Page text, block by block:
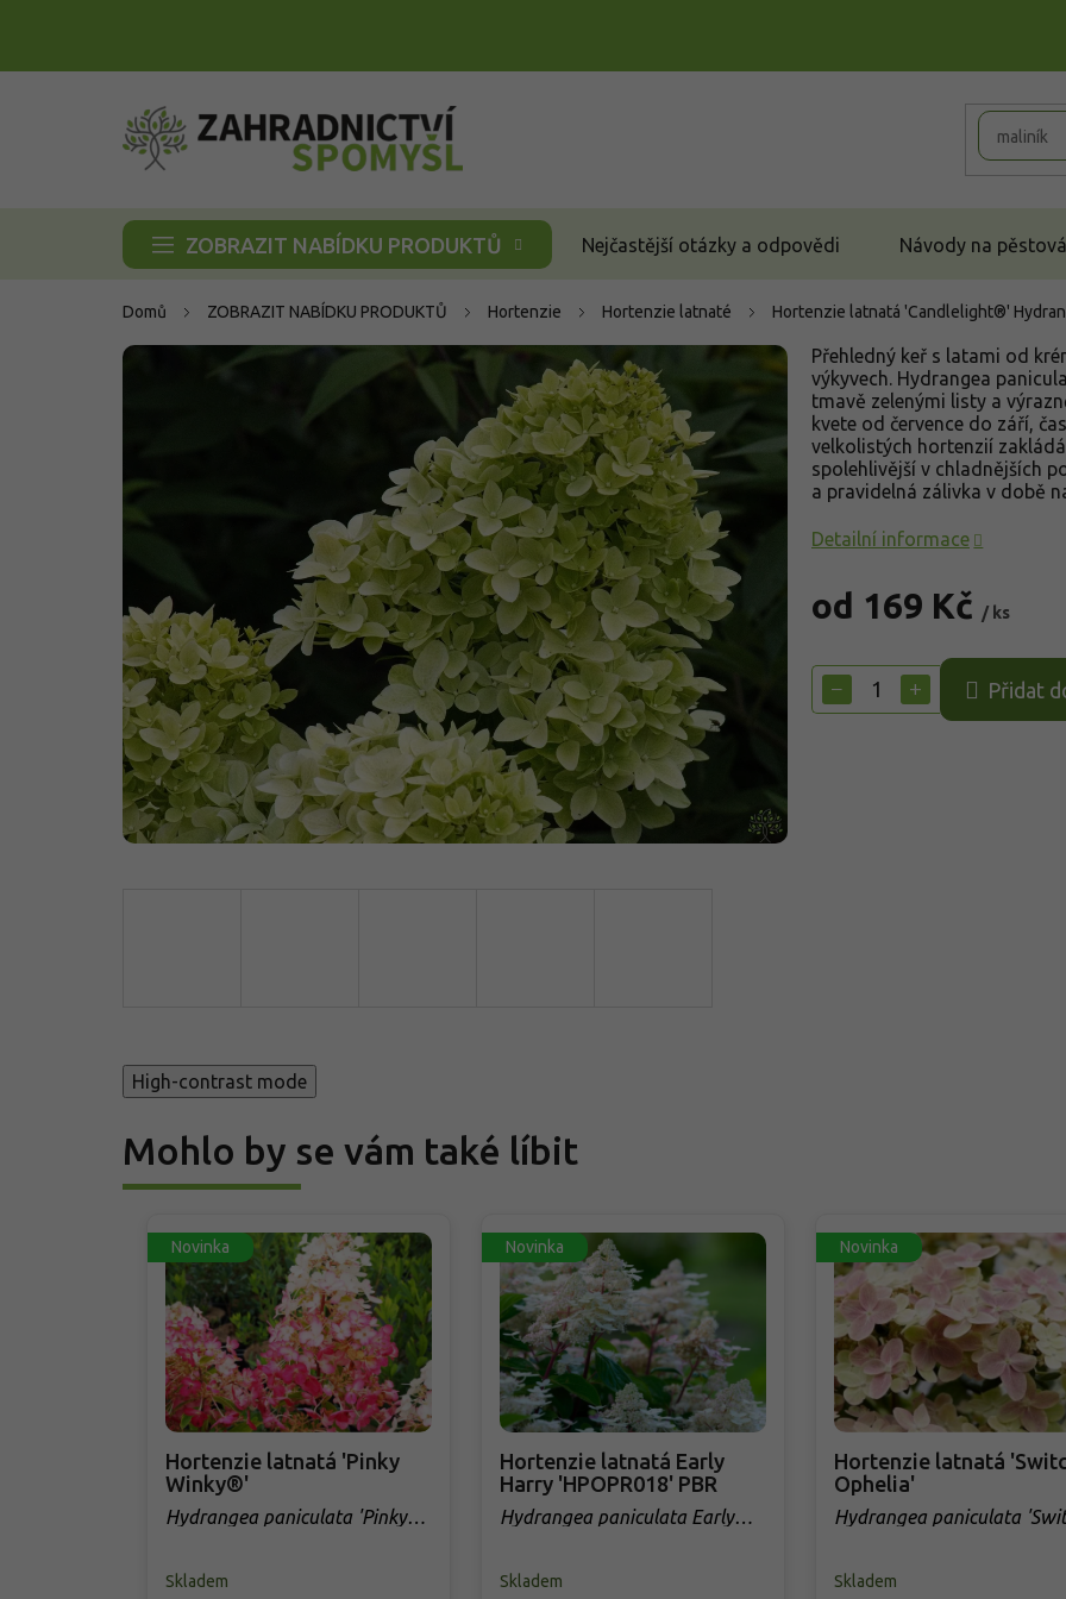
ZOBRAZIT NABÍDKU PRODUKTŮ Nejčastější otázky a odpovědi Návody na
Domů ZOBRAZIT NABÍDKU PRODUKTŮ Hortenzie Hortenzie latnaté Hortenzie latnatá 'Candlelight®'
od 169 Kč / ks
cena:
+
− Přidat
Přehledný keř s latami od
výkyvech. Hydrangea
tmavě zelenými listy a
kvete od července do září,
velkolistých hortenzií
spolehlivější v chladnějších
a pravidelná zálivka v době
Detailní informace
High-contrast mode
Mohlo by se vám také líbit
Novinka
Hortenzie latnatá 'Pinky
Winky®'
Hydrangea paniculata 'Pinky
Skladem
Novinka
Hortenzie latnatá Early
Harry 'HPOPR018' PBR
Hydrangea paniculata Early
Skladem
Novinka
Hortenzie latnatá
Ophelia'
Hydrangea paniculata
Skladem